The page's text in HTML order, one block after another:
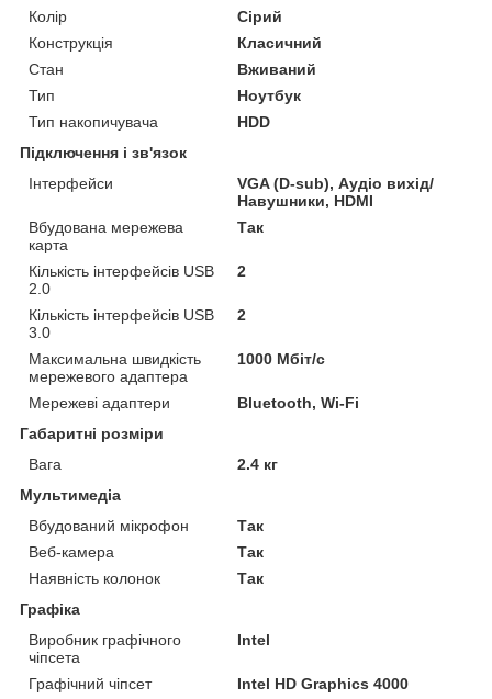
Колір
Сірий
Конструкція
Класичний
Стан
Вживаний
Тип
Ноутбук
Тип накопичувача
HDD
Підключення і зв'язок
Інтерфейси
VGA (D-sub), Аудіо вихід/
Навушники, HDMI
Вбудована мережева
карта
Так
Кількість інтерфейсів USB
2.0
2
Кількість інтерфейсів USB
3.0
2
Максимальна швидкість
мережевого адаптера
1000 Мбіт/с
Мережеві адаптери
Bluetooth, Wi-Fi
Габаритні розміри
Вага
2.4 кг
Мультимедіа
Вбудований мікрофон
Так
Веб-камера
Так
Наявність колонок
Так
Графіка
Виробник графічного
чіпсета
Intel
Графічний чіпсет
Intel HD Graphics 4000